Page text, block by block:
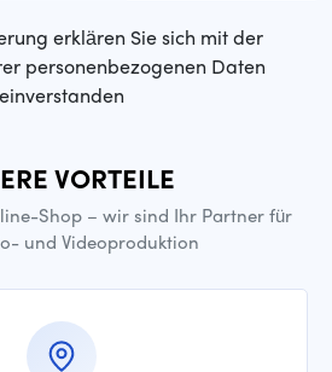
erklären Sie sich mit der
personenbezogenen Daten
einverstanden
VORTEILE
Shop – wir sind Ihr Partner für
und Videoproduktion